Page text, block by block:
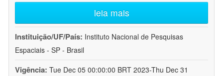
leia mais
Instituição/UF/País: Instituto Nacional de Pesquisas
Espaciais - SP - Brasil
Vigência: Tue Dec 05 00:00:00 BRT 2023-Thu Dec 31